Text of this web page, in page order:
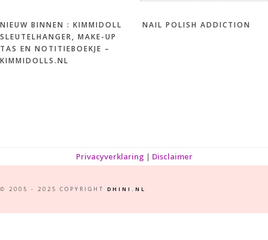
NIEUW BINNEN : KIMMIDOLL
SLEUTELHANGER, MAKE-UP
TAS EN NOTITIEBOEKJE –
KIMMIDOLLS.NL
NAIL POLISH ADDICTION
Privacyverklaring | Disclaimer
© 2005 - 2025 COPYRIGHT DHINI.NL